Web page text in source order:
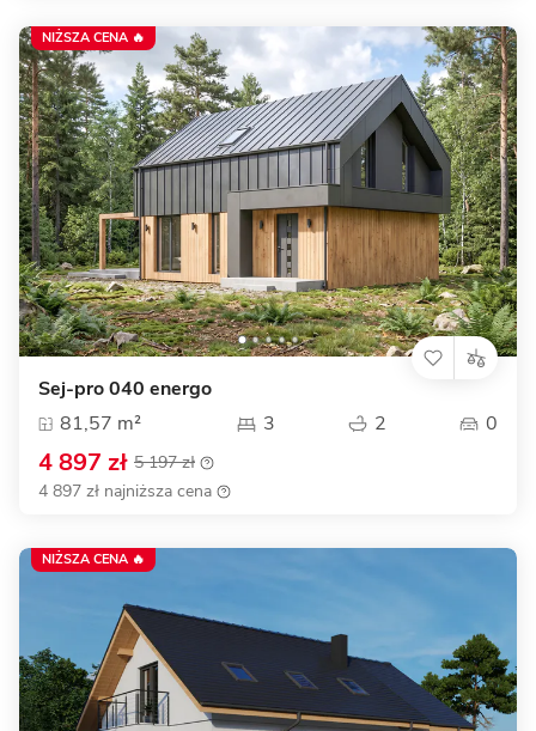
Sej-pro 040 energo
81,57 m²
3 2 0
4 897 zł 5 197 zł
4 897 zł najniższa cena
NIŻSZA CENA 🔥
NIŻSZA CENA 🔥